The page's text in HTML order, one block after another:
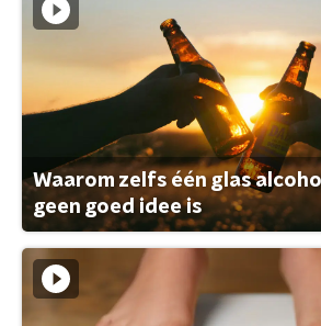
Waarom zelfs één glas
geen goed idee is